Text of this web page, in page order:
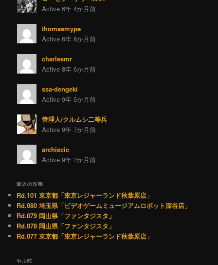
Active 6年 4か月前
thomasmype
Active 6年 8か月前
charlesmr
Active 8年 6か月前
ssa-dengeki
Active 9年 5か月前
管理人/クルムシ二等兵
Active 9年 7か月前
archiecic
Active 9年 7か月前
最近の投稿
Rd.101 東京都「東京レジャーランド秋葉原店」
Rd.080 埼玉県「ビデオゲームミュージアムロボット深谷店」
Rd.079 岡山県「ファンタジスタ」
Rd.078 岡山県「ファンタジスタ」
Rd.077 東京都「東京レジャーランド秋葉原店」
やぶ蛇